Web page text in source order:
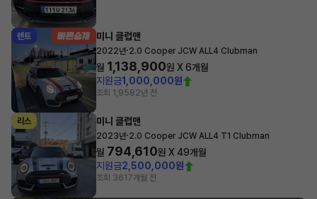
렌트 미니 클럽맨
2022년·2.0 Cooper JCW ALL4 Clubman
월 1,138,900원 X6개월
지원금1,000,000원
조회 1,9582년 전
리스 미니 클럽맨
2023년·2.0 Cooper JCW ALL4 T1 Clubman
월 794,610원 X49개월
지원금2,500,000원
조회 361 7개월 전